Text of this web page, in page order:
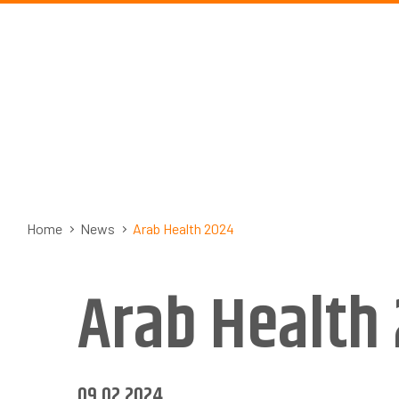
Home News Arab Health 2024
Arab